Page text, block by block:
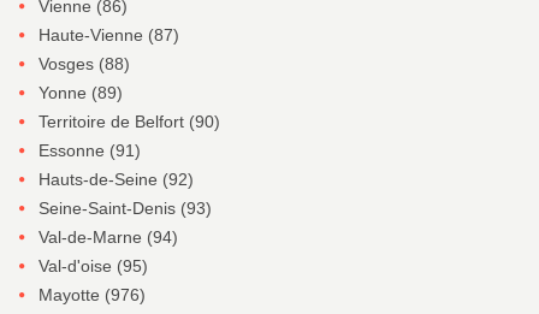
Vienne (86)
Haute-Vienne (87)
Vosges (88)
Yonne (89)
Territoire de Belfort (90)
Essonne (91)
Hauts-de-Seine (92)
Seine-Saint-Denis (93)
Val-de-Marne (94)
Val-d'oise (95)
Mayotte (976)